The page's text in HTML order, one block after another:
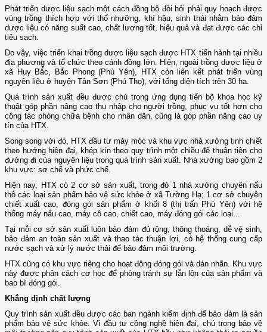
Phát triển dược liệu sạch một cách đồng bộ đòi hỏi phải quy hoạch được
vùng trồng thích hợp với thổ nhưỡng, khí hậu, sinh thái nhằm bảo đảm
dược liệu có năng suất cao, chất lượng tốt, hiệu quả và đạt được các chỉ
tiêu sạch.
Do vậy, việc triển khai trồng dược liệu sạch được HTX tiến hành tại nhiều
địa phương và tổ chức theo cánh đồng lớn. Hiện, ngoài trồng dược liệu ở
xã Huy Bắc, Bắc Phong (Phù Yên), HTX còn liên kết phát triển vùng
nguyên liệu ở huyện Tân Sơn (Phú Thọ), với tổng diện tích trên 30 ha.
Quá trình sản xuất đều được chú trọng ứng dụng tiến bộ khoa học kỹ
thuật góp phần nâng cao thu nhập cho người trồng, phục vụ tốt hơn cho
công tác phòng chữa bệnh cho nhân dân, cũng là góp phần nâng cao uy
tín của HTX.
Song song với đó, HTX đầu tư máy móc và khu vực nhà xưởng tinh chiết
theo hướng hiện đại, khép kín theo quy trình một chiều để thuận tiện cho
đường đi của nguyên liệu trong quá trình sản xuất. Nhà xưởng bao gồm 2
khu vực: sơ chế và phức chế.
Hiện nay, HTX có 2 cơ sở sản xuất, trong đó 1 nhà xưởng chuyên nấu
thô các loại sản phẩm bảo vệ sức khỏe ở xã Tường Hạ; 1 cơ sở chuyên
chiết xuất cao, đóng gói sản phẩm ở khối 8 (thị trấn Phù Yên) với hệ
thống máy nấu cao, máy cô cao, chiết cao, máy đóng gói các loại...
Tại mỗi cơ sở sản xuất luôn bảo đảm đủ rộng, thông thoáng, dễ vệ sinh,
bảo đảm an toàn sản xuất và thao tác thuận lợi, có hệ thống cung cấp
nước sạch và xử lý nước thải để bảo đảm môi trường.
HTX cũng có khu vực riêng cho hoạt động đóng gói và dán nhãn. Khu vực
này được phân cách cơ học để phòng tránh sự lẫn lộn của sản phẩm và
bao bì đóng gói.
Khẳng định chất lượng
Quy trình sản xuất đều được các ban ngành kiểm định để bảo đảm là sản
phẩm bảo vệ sức khỏe. Vì đầu tư công nghệ hiện đại, chú trọng bảo vệ